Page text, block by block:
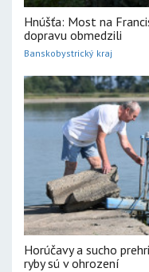
Hnúšťa: Most na
dopravu obmedzili
Banskobystrický kraj
Horúčavy a sucho
ryby sú v ohrození